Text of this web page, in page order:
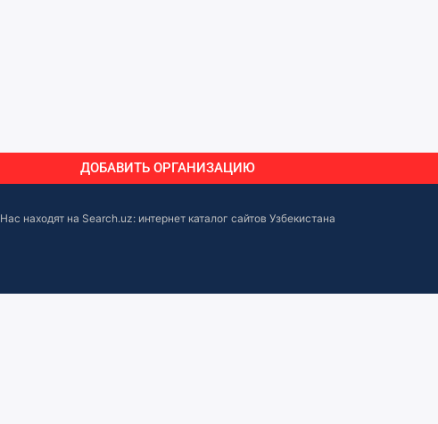
ДОБАВИТЬ ОРГАНИЗАЦИЮ
Нас находят на Search.uz: интернет каталог сайтов Узбекистана